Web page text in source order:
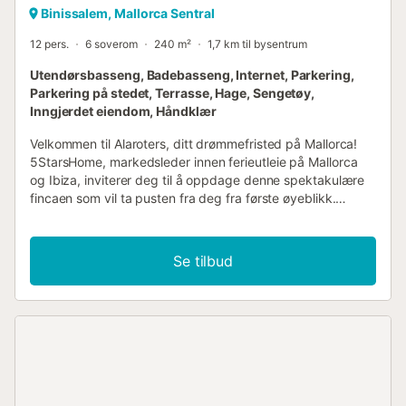
Binissalem, Mallorca Sentral
12 pers. 6 soverom 240 m² 1,7 km til bysentrum
Utendørsbasseng, Badebasseng, Internet, Parkering,
Parkering på stedet, Terrasse, Hage, Sengetøy,
Inngjerdet eiendom, Håndklær
Velkommen til Alaroters, ditt drømmefristed på Mallorca!
5StarsHome, markedsleder innen ferieutleie på Mallorca
og Ibiza, inviterer deg til å oppdage denne spektakulære
fincaen som vil ta pusten fra deg fra første øyeblikk.
vår eiendom Alaroters. Med en tomt på 14 455 m² er
denne landlige eiendommen i Binissalem en oase av ro og
komfort. Med 6 soverom og plass til 12 personer utstråler
hvert hjørne av dette huset sjarm og varme. Fra den
Se tilbud